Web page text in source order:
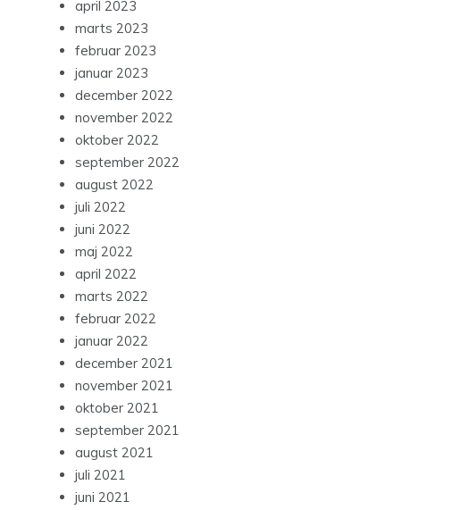
april 2023
marts 2023
februar 2023
januar 2023
december 2022
november 2022
oktober 2022
september 2022
august 2022
juli 2022
juni 2022
maj 2022
april 2022
marts 2022
februar 2022
januar 2022
december 2021
november 2021
oktober 2021
september 2021
august 2021
juli 2021
juni 2021